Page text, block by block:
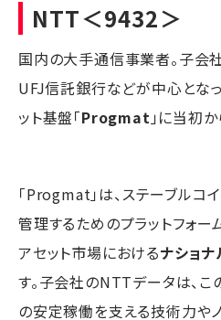
NTT＜9432＞
国内の大手通信事業者。子会
UFJ信託銀行などが中心とな
ット基盤「Progmat 」に当初
「Progmat」は、ステーブルコ
管理するためのプラットフォー
アセット市場におけるナショナ
す。子会社のNTTデータは、こ
の安定稼働を支える技術力や